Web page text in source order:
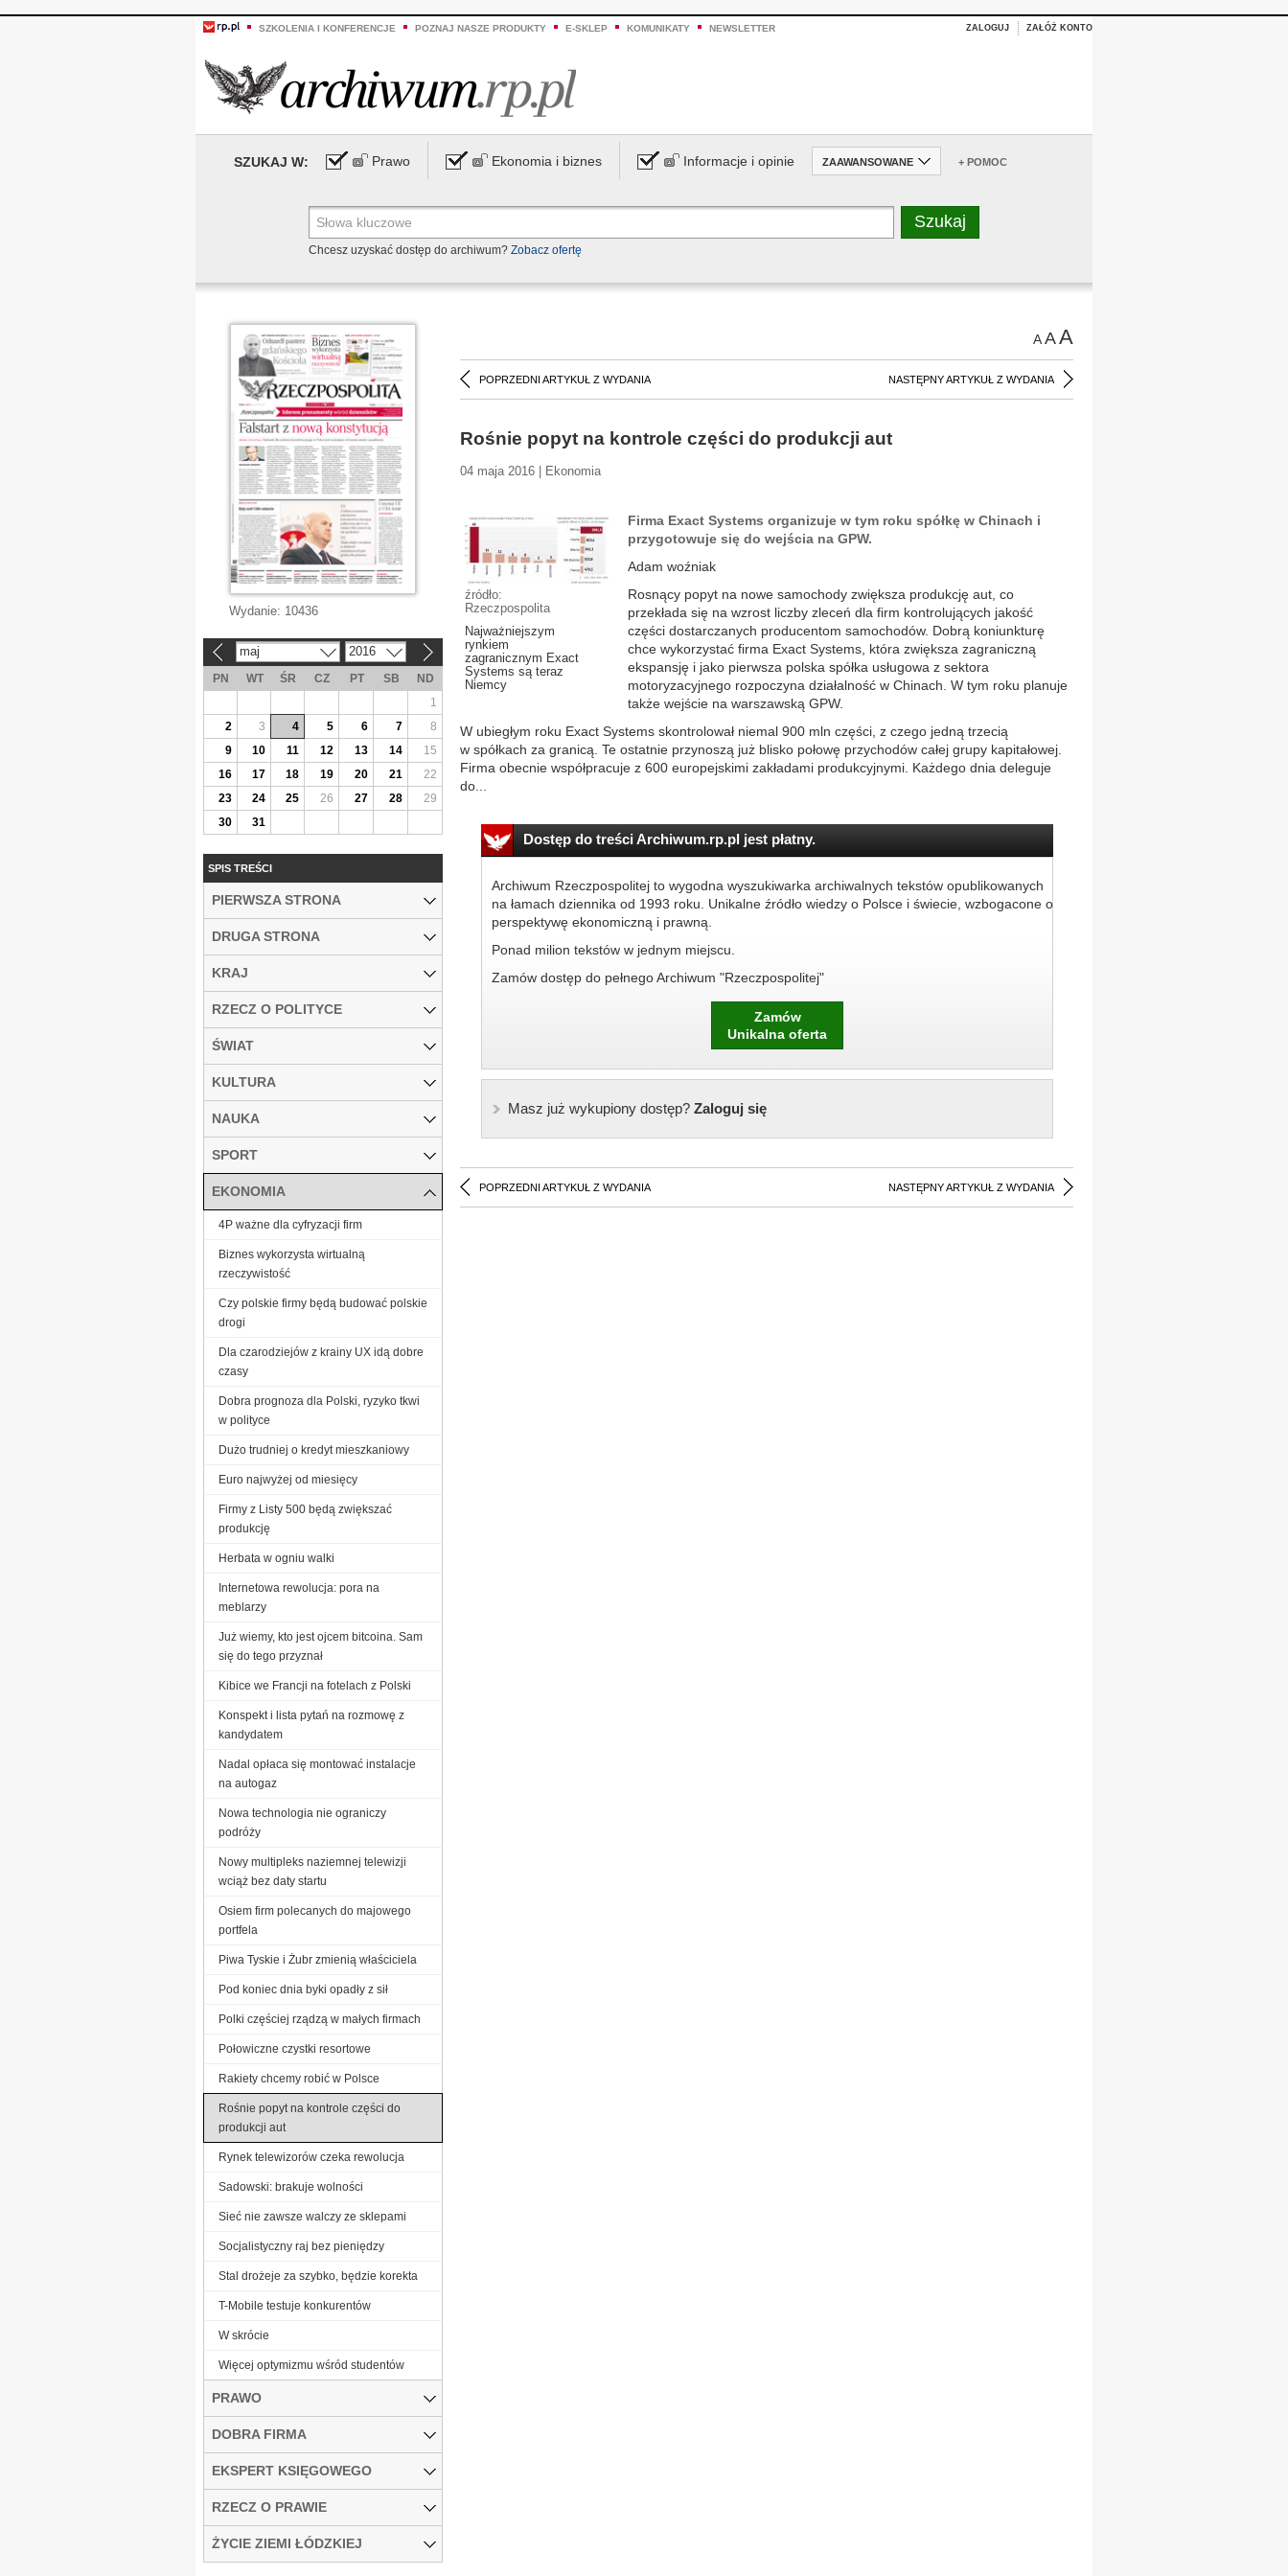
SZKOLENIA I KONFERENCJE POZNAJ NASZE PRODUKTY E-SKLEP KOMUNIKATY NEWSLETTER ZALOGUJ ZAŁÓŻ KONTO
SZUKAJ W: Prawo Ekonomia i biznes Informacje i opinie ZAAWANSOWANE + POMOC
Chcesz uzyskać dostęp do archiwum? Zobacz ofertę
AAA
POPRZEDNI ARTYKUŁ Z WYDANIA NASTĘPNY ARTYKUŁ Z WYDANIA
Rośnie popyt na kontrole części do produkcji aut
04 maja 2016 | Ekonomia
źródło:
Rzeczpospolita
Najważniejszym
rynkiem
zagranicznym Exact
Systems są teraz
Niemcy
Firma Exact Systems organizuje w tym roku spółkę w Chinach i
przygotowuje się do wejścia na GPW.
Adam woźniak
Rosnący popyt na nowe samochody zwiększa produkcję aut, co
przekłada się na wzrost liczby zleceń dla firm kontrolujących jakość
części dostarczanych producentom samochodów. Dobrą koniunkturę
chce wykorzystać firma Exact Systems, która zwiększa zagraniczną
ekspansję i jako pierwsza polska spółka usługowa z sektora
motoryzacyjnego rozpoczyna działalność w Chinach. W tym roku planuje
także wejście na warszawską GPW.
W ubiegłym roku Exact Systems skontrolował niemal 900 mln części, z czego jedną trzecią
w spółkach za granicą. Te ostatnie przynoszą już blisko połowę przychodów całej grupy kapitałowej.
Firma obecnie współpracuje z 600 europejskimi zakładami produkcyjnymi. Każdego dnia deleguje
do...
Dostęp do treści Archiwum.rp.pl jest płatny.
Archiwum Rzeczpospolitej to wygodna wyszukiwarka archiwalnych tekstów opublikowanych
na łamach dziennika od 1993 roku. Unikalne źródło wiedzy o Polsce i świecie, wzbogacone o
perspektywę ekonomiczną i prawną.
Ponad milion tekstów w jednym miejscu.
Zamów dostęp do pełnego Archiwum "Rzeczpospolitej"
Zamów
Unikalna oferta
Masz już wykupiony dostęp?Zaloguj się
POPRZEDNI ARTYKUŁ Z WYDANIA NASTĘPNY ARTYKUŁ Z WYDANIA
Wydanie: 10436
maj 2016
PN WT ŚR CZ PT SB
ND
1
2
3 4 5 6 7
8
9
10 11 12 13 14
15
16
17 18 19 20 21
22
23
24 25 26 27 28
29
30
31
SPIS TREŚCI
PIERWSZA STRONA
DRUGA STRONA
KRAJ
RZECZ O POLITYCE
ŚWIAT
KULTURA
NAUKA
SPORT
EKONOMIA
4P ważne dla cyfryzacji firm
Biznes wykorzysta wirtualną
rzeczywistość
Czy polskie firmy będą budować polskie
drogi
Dla czarodziejów z krainy UX idą dobre
czasy
Dobra prognoza dla Polski, ryzyko tkwi
w polityce
Dużo trudniej o kredyt mieszkaniowy
Euro najwyżej od miesięcy
Firmy z Listy 500 będą zwiększać
produkcję
Herbata w ogniu walki
Internetowa rewolucja: pora na
meblarzy
Już wiemy, kto jest ojcem bitcoina. Sam
się do tego przyznał
Kibice we Francji na fotelach z Polski
Konspekt i lista pytań na rozmowę z
kandydatem
Nadal opłaca się montować instalacje
na autogaz
Nowa technologia nie ograniczy
podróży
Nowy multipleks naziemnej telewizji
wciąż bez daty startu
Osiem firm polecanych do majowego
portfela
Piwa Tyskie i Żubr zmienią właściciela
Pod koniec dnia byki opadły z sił
Polki częściej rządzą w małych firmach
Połowiczne czystki resortowe
Rakiety chcemy robić w Polsce
Rośnie popyt na kontrole części do
produkcji aut
Rynek telewizorów czeka rewolucja
Sadowski: brakuje wolności
Sieć nie zawsze walczy ze sklepami
Socjalistyczny raj bez pieniędzy
Stal drożeje za szybko, będzie korekta
T-Mobile testuje konkurentów
W skrócie
Więcej optymizmu wśród studentów
PRAWO
DOBRA FIRMA
EKSPERT KSIĘGOWEGO
RZECZ O PRAWIE
ŻYCIE ZIEMI ŁÓDZKIEJ